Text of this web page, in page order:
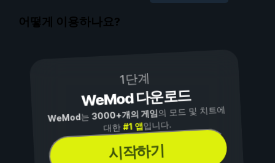
어떻게 이용하나요?
1단계
WeMod 다운로드
WeMod는3000+개의 게임의 모드 및 치트에
대한#1 앱입니다.
시작하기